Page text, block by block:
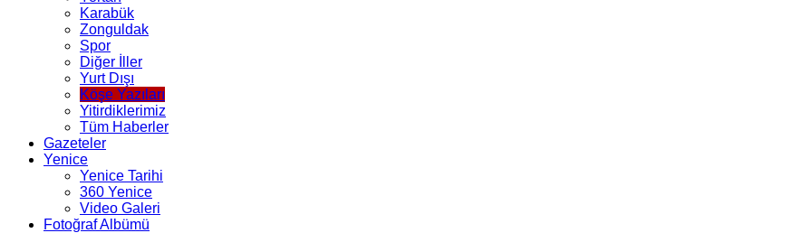
Karabük
Zonguldak
Spor
Diğer İller
Yurt Dışı
Köşe Yazıları
Yitirdiklerimiz
Tüm Haberler
Gazeteler
Yenice
Yenice Tarihi
360 Yenice
Video Galeri
Fotoğraf Albümü